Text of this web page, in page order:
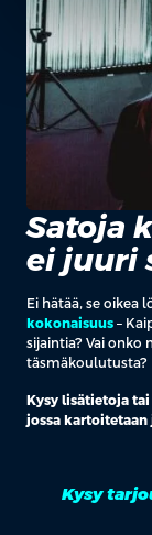
Satoja
ei juuri
Ei hätää, se oikea
kokonaisuus –
sijaintia? Vai onko
täsmäkoulutusta?
Kysy lisätietoja
jossa kartoitetaan
Kysy